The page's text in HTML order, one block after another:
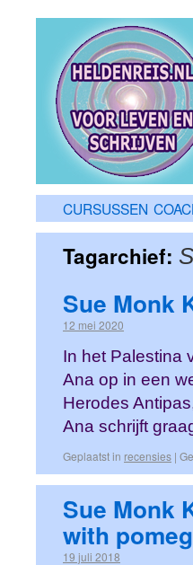
CURSUSSEN
Tagarchief:
Sue Monk
12 mei 2020
In het Palestina
Ana op in een
Herodes
Ana schrijft
Geplaatst in recensies |
Sue Monk
with
19 juli 2018